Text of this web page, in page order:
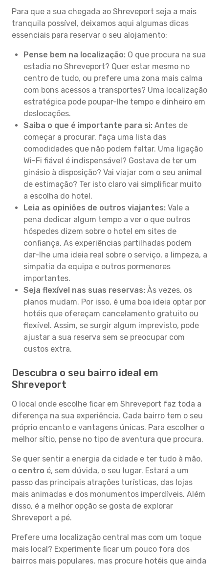
Para que a sua chegada ao Shreveport seja a mais
tranquila possível, deixamos aqui algumas dicas
essenciais para reservar o seu alojamento:
Pense bem na localização: O que procura na sua
estadia no Shreveport? Quer estar mesmo no
centro de tudo, ou prefere uma zona mais calma
com bons acessos a transportes? Uma localização
estratégica pode poupar-lhe tempo e dinheiro em
deslocações.
Saiba o que é importante para si: Antes de
começar a procurar, faça uma lista das
comodidades que não podem faltar. Uma ligação
Wi-Fi fiável é indispensável? Gostava de ter um
ginásio à disposição? Vai viajar com o seu animal
de estimação? Ter isto claro vai simplificar muito
a escolha do hotel.
Leia as opiniões de outros viajantes: Vale a
pena dedicar algum tempo a ver o que outros
hóspedes dizem sobre o hotel em sites de
confiança. As experiências partilhadas podem
dar-lhe uma ideia real sobre o serviço, a limpeza, a
simpatia da equipa e outros pormenores
importantes.
Seja flexível nas suas reservas: Às vezes, os
planos mudam. Por isso, é uma boa ideia optar por
hotéis que ofereçam cancelamento gratuito ou
flexível. Assim, se surgir algum imprevisto, pode
ajustar a sua reserva sem se preocupar com
custos extra.
Descubra o seu bairro ideal em
Shreveport
O local onde escolhe ficar em Shreveport faz toda a
diferença na sua experiência. Cada bairro tem o seu
próprio encanto e vantagens únicas. Para escolher o
melhor sítio, pense no tipo de aventura que procura.
Se quer sentir a energia da cidade e ter tudo à mão,
o centro é, sem dúvida, o seu lugar. Estará a um
passo das principais atrações turísticas, das lojas
mais animadas e dos monumentos imperdíveis. Além
disso, é a melhor opção se gosta de explorar
Shreveport a pé.
Prefere uma localização central mas com um toque
mais local? Experimente ficar um pouco fora dos
bairros mais populares, mas procure hotéis que ainda